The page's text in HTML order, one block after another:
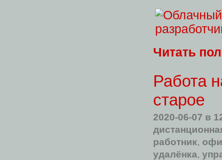
Читать
Работа
старое
2020-06-07 в
работник,
удалёнка,